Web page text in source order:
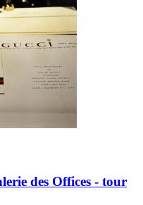
des Offices - tour